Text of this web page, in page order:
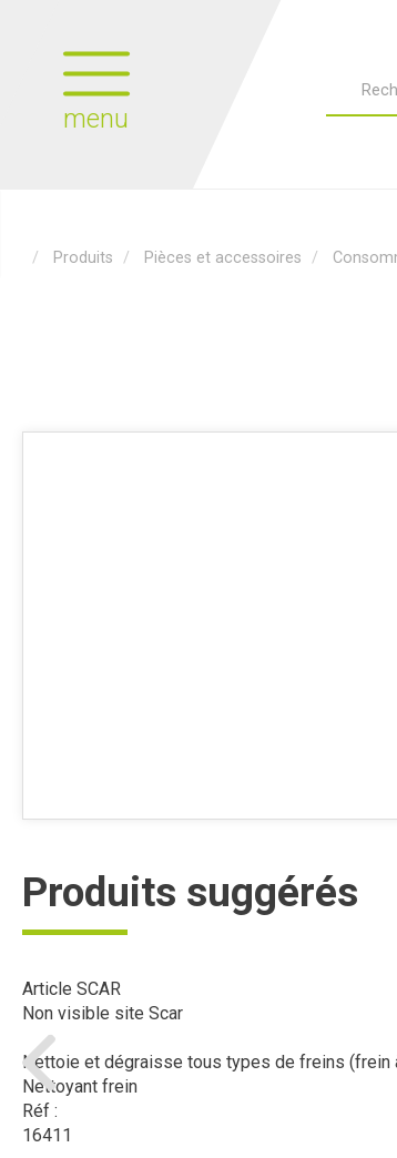
menu
Produits Pièces et accessoires
Produits suggérés
Article SCAR
Non visible site Scar
Nettoie et dégraisse tous types de freins (frein
Nettoyant frein
Réf :
16411